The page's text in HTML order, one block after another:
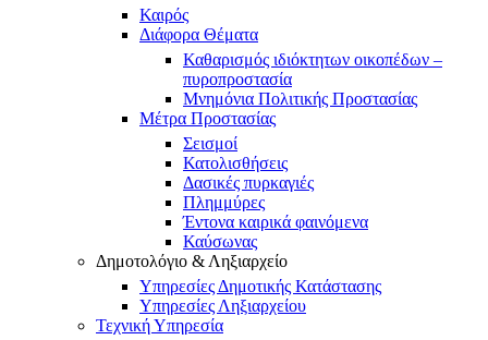
Καιρός
Διάφορα Θέματα
Καθαρισμός ιδιόκτητων οικοπέδων –
πυροπροστασία
Μνημόνια Πολιτικής Προστασίας
Μέτρα Προστασίας
Σεισμοί
Κατολισθήσεις
Δασικές πυρκαγιές
Πλημμύρες
Έντονα καιρικά φαινόμενα
Καύσωνας
Δημοτολόγιο & Ληξιαρχείο
Υπηρεσίες Δημοτικής Κατάστασης
Υπηρεσίες Ληξιαρχείου
Τεχνική Υπηρεσία